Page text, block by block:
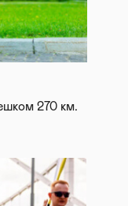
270 км.